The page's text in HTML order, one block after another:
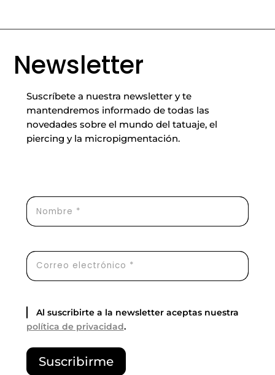
Newsletter
Suscríbete a nuestra newsletter y te
mantendremos informado de todas las
novedades sobre el mundo del tatuaje, el
piercing y la micropigmentación.
Al suscribirte a la newsletter aceptas nuestra
política de privacidad.
P
o
Suscribirme